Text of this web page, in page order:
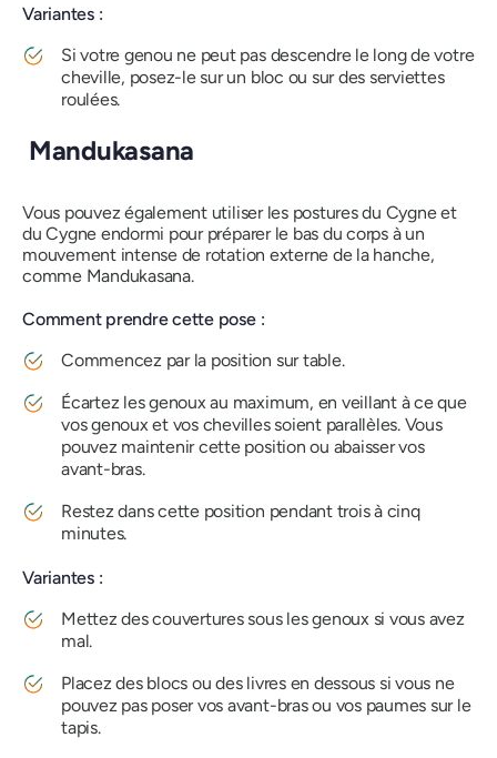
Variantes :
Si votre genou ne peut pas descendre le long de votre
cheville, posez-le sur un bloc ou sur des serviettes
roulées.
Mandukasana
Vous pouvez également utiliser les postures du Cygne et
du Cygne endormi pour préparer le bas du corps à un
mouvement intense de rotation externe de la hanche,
comme Mandukasana.
Comment prendre cette pose :
Commencez par la position sur table.
Écartez les genoux au maximum, en veillant à ce que
vos genoux et vos chevilles soient parallèles. Vous
pouvez maintenir cette position ou abaisser vos
avant-bras.
Restez dans cette position pendant trois à cinq
minutes.
Variantes :
Mettez des couvertures sous les genoux si vous avez
mal.
Placez des blocs ou des livres en dessous si vous ne
pouvez pas poser vos avant-bras ou vos paumes sur le
tapis.